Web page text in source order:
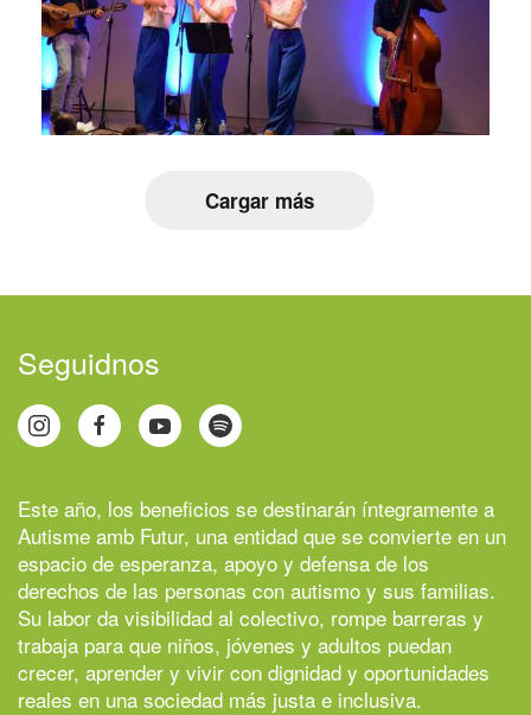
Cargar más
Seguidnos
Este año, los beneficios se destinarán íntegramente a
Autisme amb Futur, una entidad que se convierte en un
espacio de esperanza, apoyo y defensa de los
derechos de las personas con autismo y sus familias.
Su labor da visibilidad al colectivo, rompe barreras y
trabaja para que niños, jóvenes y adultos puedan
crecer, aprender y vivir con dignidad y oportunidades
reales en una sociedad más justa e inclusiva.